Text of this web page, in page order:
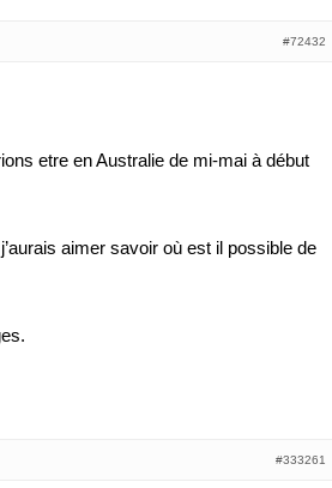
#72432
etre en Australie de mi-mai à début
aimer savoir où est il possible de
#333261